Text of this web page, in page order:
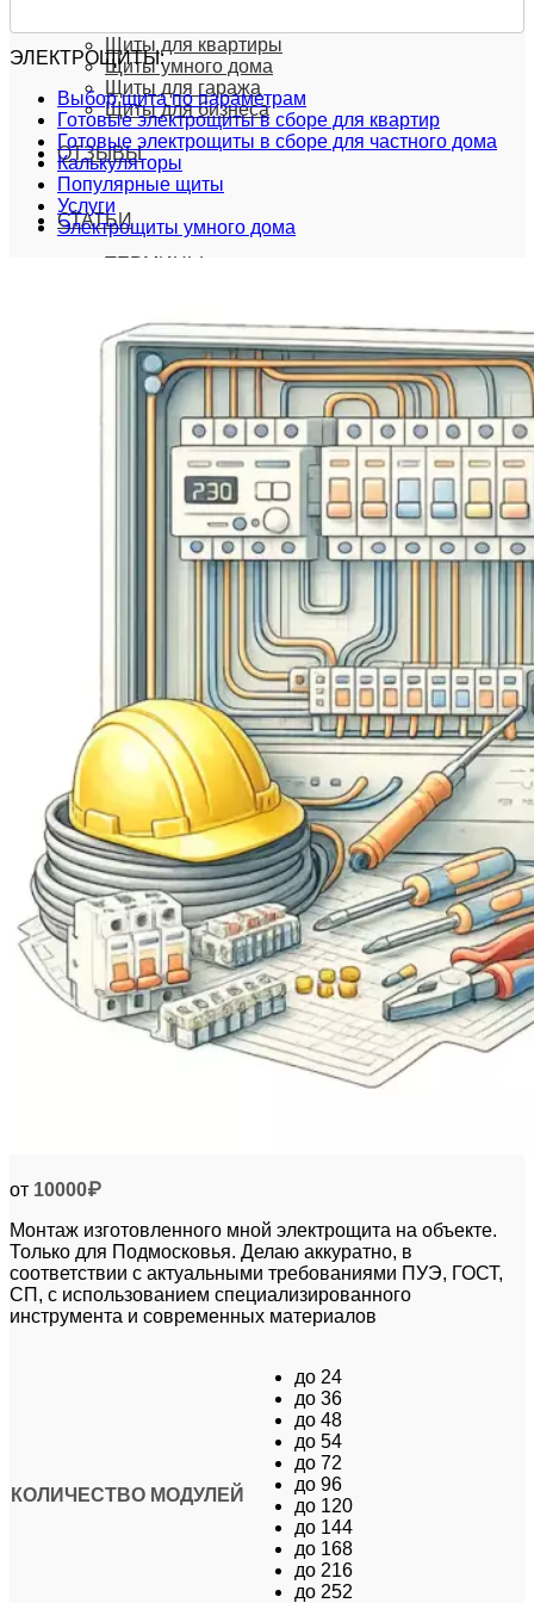
Щиты для квартиры
Щиты умного дома
Щиты для гаража
Щиты для бизнеса
ОТЗЫВЫ
СТАТЬИ
ТЕРМИНЫ
РАССЧИТАТЬ
ЗАКАЗАТЬ
РАССЧИТАТЬ
ЭЛЕКТРОЩИТЫ:
Выбор щита по параметрам
Готовые электрощиты в сборе для квартир
Готовые электрощиты в сборе для частного дома
Калькуляторы
Популярные щиты
Услуги
Электрощиты умного дома
от 10000₽
Монтаж изготовленного мной электрощита на объекте.
Только для Подмосковья. Делаю аккуратно, в
соответствии с актуальными требованиями ПУЭ, ГОСТ,
СП, с использованием специализированного
инструмента и современных материалов
КОЛИЧЕСТВО МОДУЛЕЙ
до 24
до 36
до 48
до 54
до 72
до 96
до 120
до 144
до 168
до 216
до 252